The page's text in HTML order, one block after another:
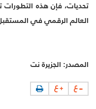
تحديات، فإن هذه التطورات
العالم الرقمي في
المصدر: الجزيرة نت